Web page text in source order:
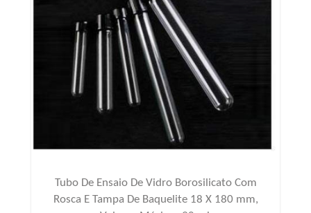
Tubo De Ensaio De Vidro Borosilicato Com
Rosca E Tampa De Baquelite 18 X 180 mm,